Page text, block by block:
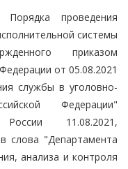
проведения
системы
приказом
от 05.08.2021
службы в уголовно-
Федерации"
11.08.2021,
слова "Департамента
анализа и контроля